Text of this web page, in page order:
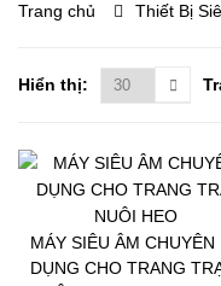
Trang chủ Thiết Bị
Hiển thị:
MÁY SIÊU ÂM CHUYÊN
DỤNG CHO TRANG